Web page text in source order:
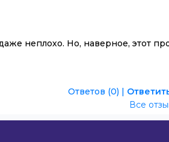
Все
неплохо. Но, наверное, этот
Ответов (0) |